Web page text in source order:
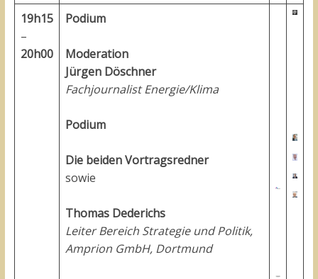
19h15
–
20h00
Podium
Moderation
Jürgen Döschner
Fachjournalist Energie/Klima
Podium
Die beiden Vortragsredner
sowie
Thomas Dederichs
Leiter Bereich Strategie und Politik,
Amprion GmbH, Dortmund